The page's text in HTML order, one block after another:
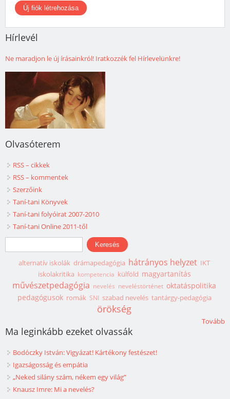
Hírlevél
Ne maradjon le új írásainkról! Iratkozzék fel Hírlevelünkre!
Olvasóterem
RSS – cikkek
RSS – kommentek
Szerzőink
Taní-tani Könyvek
Taní-tani folyóirat 2007-2010
Taní-tani Online 2011-től
Keresés űrlap
Keresés
alternatív iskolák drámapedagógia hátrányos helyzet IKT
iskolakritika kompetencia külföld magyartanítás
művészetpedagógia nevelés neveléstörténet oktatáspolitika
pedagógusok romák SNI szabad nevelés tantárgy-pedagógia
örökség
Tovább
Ma leginkább ezeket olvassák
Bodóczky István: Vigyázat! Kártékony festészet!
Igazságosság és empátia
„Neked silány szám, nékem egy világ”
Knausz Imre: Mi a nevelés?